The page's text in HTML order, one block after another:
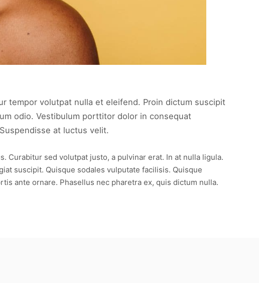
tempor volutpat nulla et eleifend. Proin dictum suscipit
odio. Vestibulum porttitor dolor in consequat
at luctus velit.
Curabitur sed volutpat justo, a pulvinar erat. In at nulla ligula.
suscipit. Quisque sodales vulputate facilisis. Quisque
ante ornare. Phasellus nec pharetra ex, quis dictum nulla.